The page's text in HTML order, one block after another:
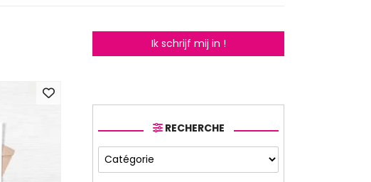
Ik schrijf mij in !
RECHERCHE